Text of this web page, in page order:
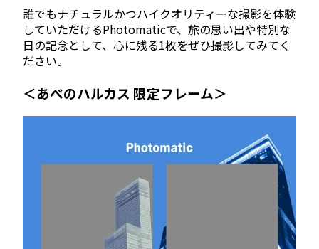
誰でもナチュラルかつハイクオリティーな撮影を体験
していただけるPhotomaticで、旅の思い出や特別な
日の記念として、心に残る1枚をぜひ撮影してみてく
ださい。
＜あべのハルカス 限定フレーム＞